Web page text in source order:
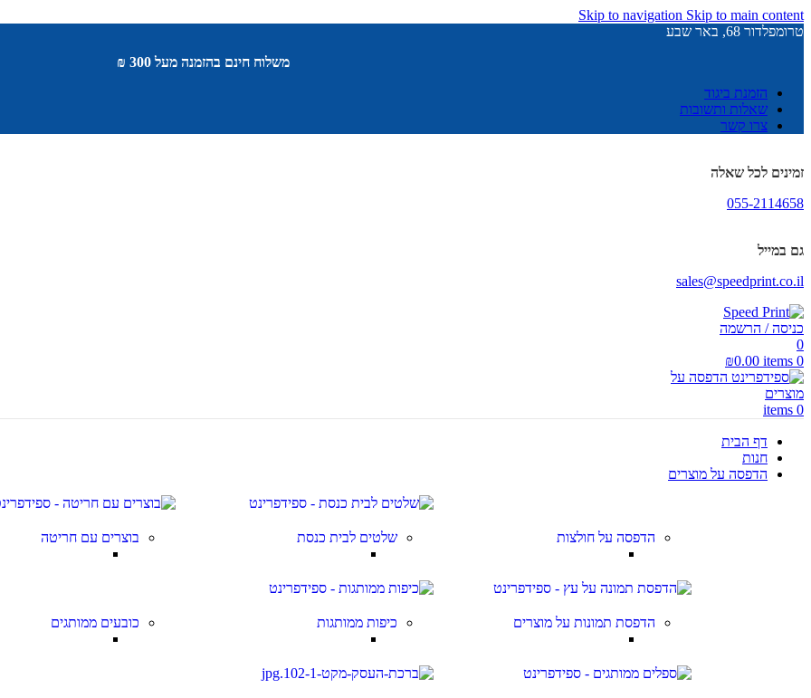
Skip to navigation Skip to main content
טרומפלדור 68, באר שבע
משלוח חינם בהזמנה מעל 300 ₪
הזמנת ביגוד
שאלות ותשובות
צרו קשר
זמינים לכל שאלה
055-2114658
גם במייל
sales@speedprint.co.il
כניסה / הרשמה
0
0
items
₪0.00
0
items
דף הבית
חנות
הדפסה על מוצרים
הדפסה על חולצות
הדפסת תמונות על מוצרים
שלטים לבית כנסת
כיפות ממותגות
בוצרים עם חריטה
כובעים ממותגים